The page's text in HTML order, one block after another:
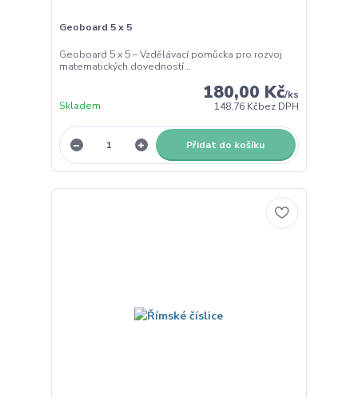
Geoboard 5 x 5
Geoboard 5 x 5 – Vzdělávací pomůcka pro rozvoj
matematických dovedností...
180,00 Kč/ks
148,76 Kčbez DPH
Skladem
Přidat do košíku